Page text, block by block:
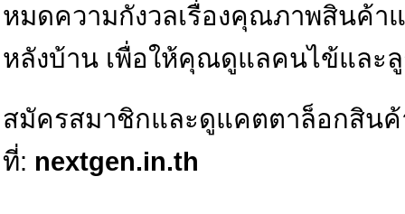
หมดความกังวลเรื่องคุณภาพสินค้า
หลังบ้าน เพื่อให้คุณดูแลคนไข้และลู
สมัครสมาชิกและดูแคตตาล็อกสิน
ที่: nextgen.in.th